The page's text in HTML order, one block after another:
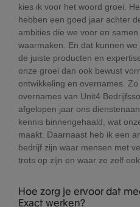
kies ik voor het woord groei.
hebben een goed jaar achter
ambities die we voor en
waarmaken. En dat kunnen
de juiste producten en
onze groei dan ook bewust
ontwikkeling en overnames.
overnames van Unit4
afgelopen jaar ons
kennis binnengehaald, wat
maakt. Daarnaast heb ik een
bedrijf zijn waar mensen met
trots op zijn en waar ze zelf
Hoe zorg je ervoor dat
Exact werken?